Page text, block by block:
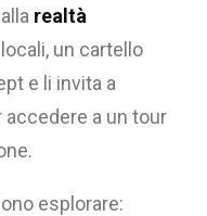
realtà
un cartello
e li invita a
accedere a un tour
esplorare: